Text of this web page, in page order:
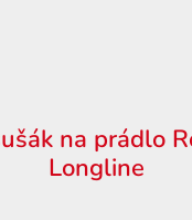
na prádlo
Longline